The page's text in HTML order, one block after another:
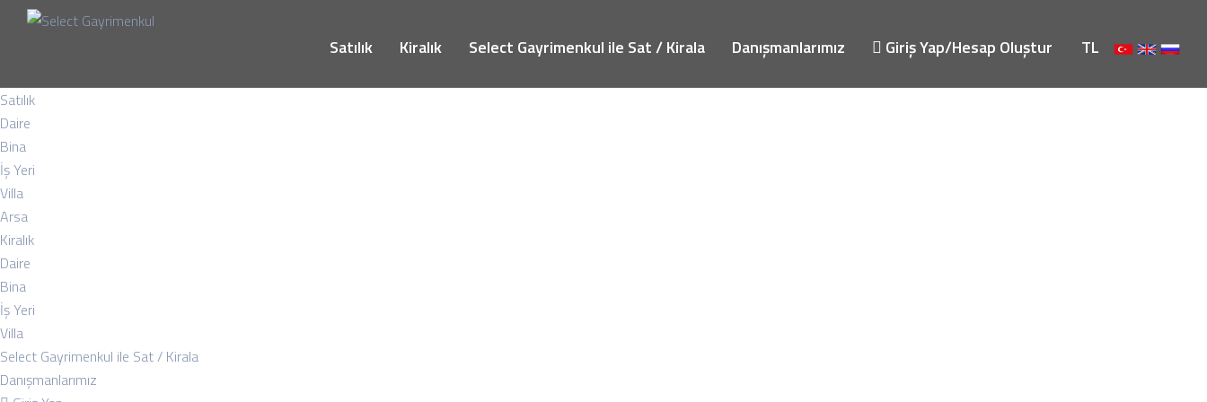
Satılık Kiralık Select Gayrimenkul ile Sat / Kirala Danışmanlarımız Giriş Yap/Hesap Oluştur TL
Satılık
Daire
Bina
İş Yeri
Villa
Arsa
Kiralık
Daire
Bina
İş Yeri
Villa
Select Gayrimenkul ile Sat / Kirala
Danışmanlarımız